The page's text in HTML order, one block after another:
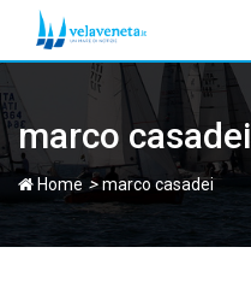
marco casadei
Home >marco casadei